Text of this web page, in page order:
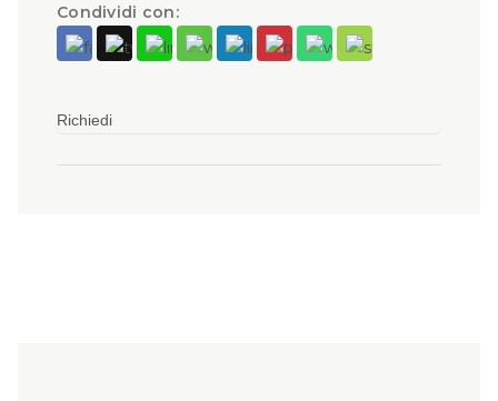
Condividi con:
Richiedi